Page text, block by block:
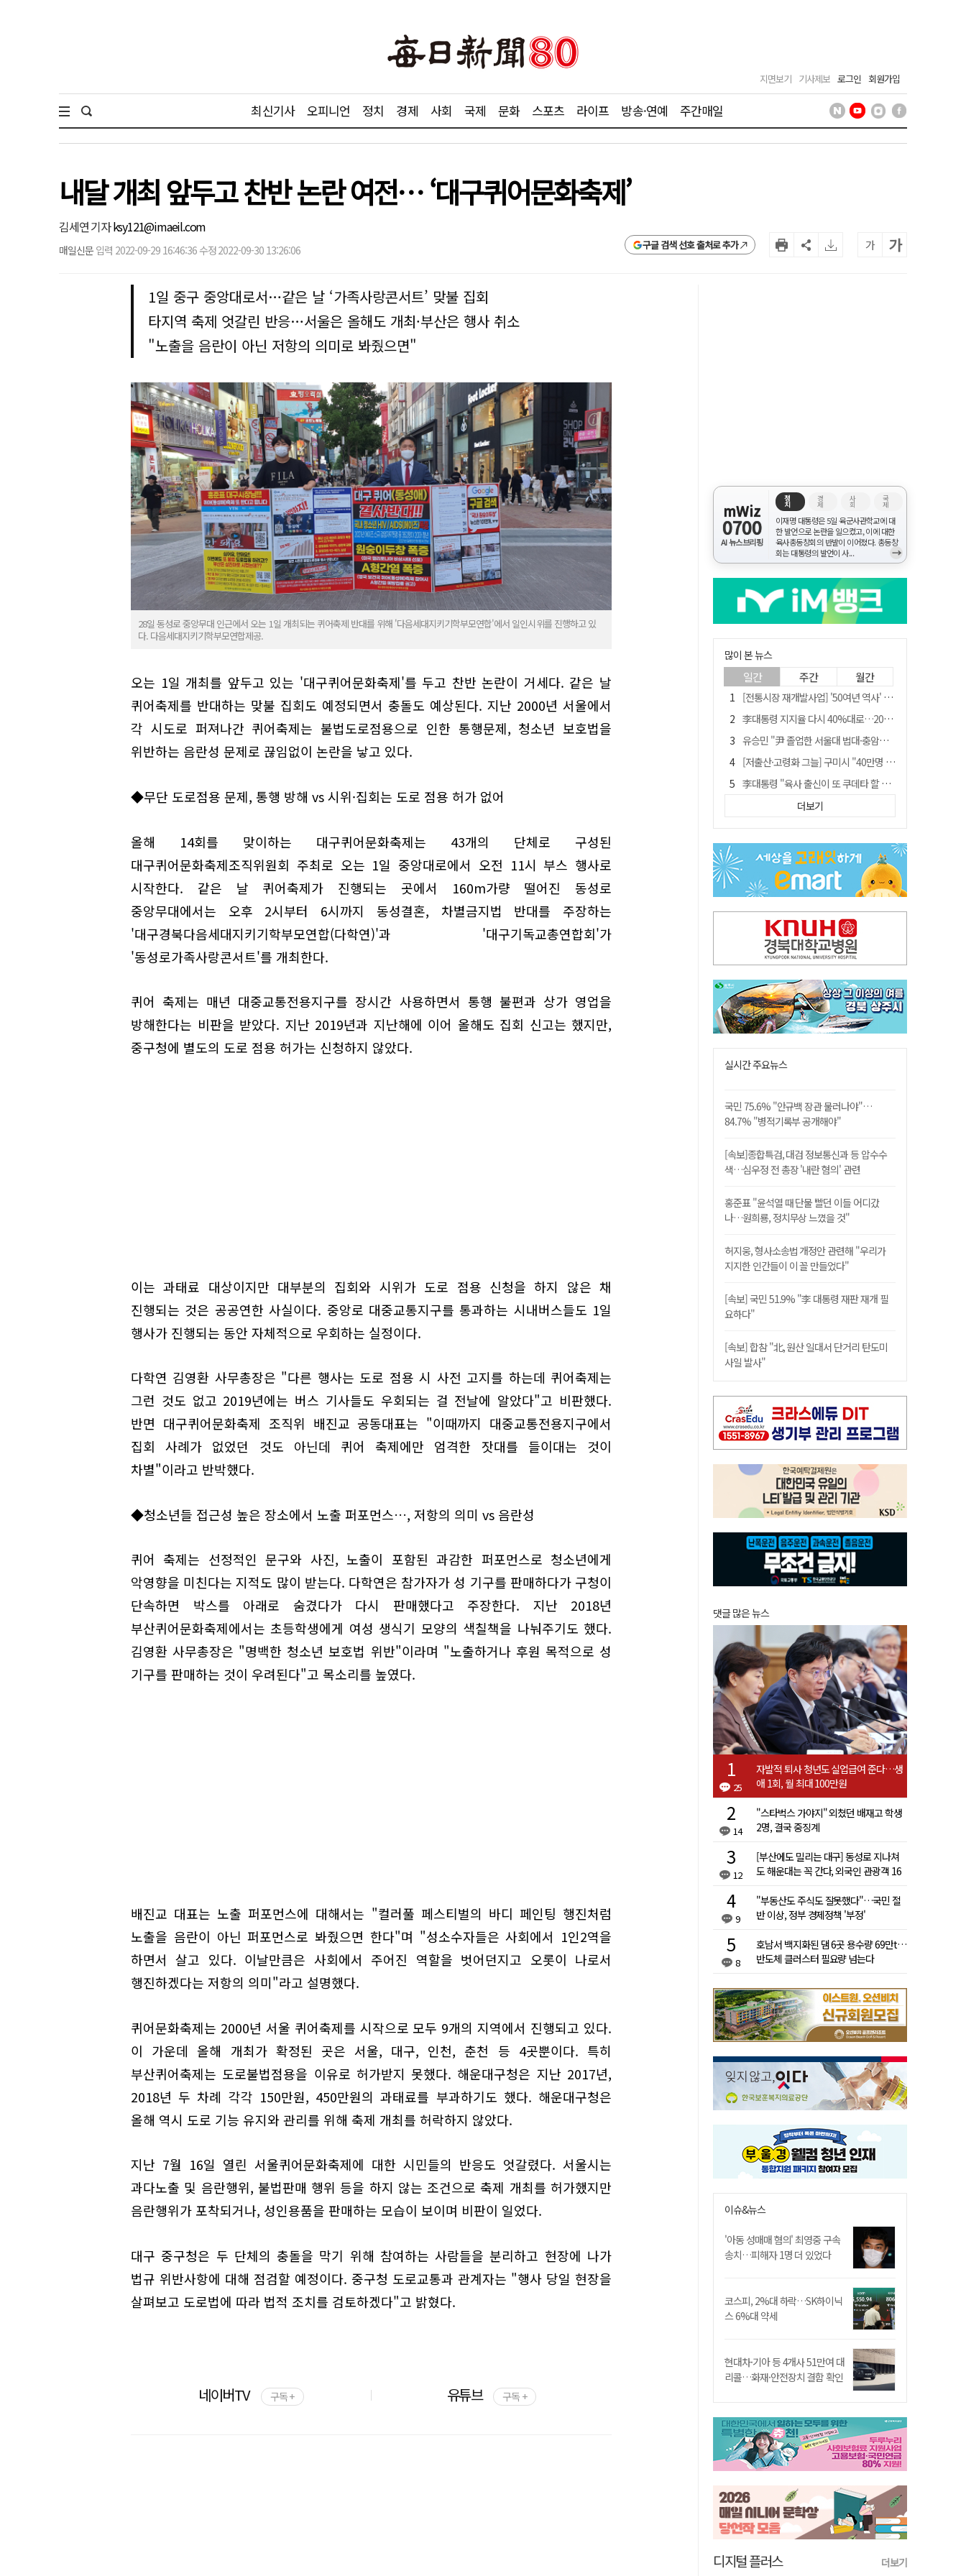
지면보기 기사제보 로그인 회원가입
최신기사 오피니언 정치 경제 사회 국제 문화 스포츠 라이프 방송·연예 주간매일
내달 개최 앞두고 찬반 논란 여전… ‘대구퀴어문화축제’
김세연 기자ksy121@imaeil.com
매일신문 입력 2022-09-29 16:46:36 수정 2022-09-30 13:26:06 구글 검색 선호 출처로 추가 가 가
1일 중구 중앙대로서…같은 날 ‘가족사랑콘서트’ 맞불 집회
타지역 축제 엇갈린 반응…서울은 올해도 개최·부산은 행사 취소
"노출을 음란이 아닌 저항의 의미로 봐줬으면"
28일 동성로 중앙무대 인근에서 오는 1일 개최되는 퀴어축제 반대를 위해 '다음세대지키기학부모연합'에서 일인시위를 진행하고 있
다. 다음세대지키기학부모연합제공.
오는 1일 개최를 앞두고 있는 '대구퀴어문화축제'를 두고 찬반 논란이 거세다. 같은 날
퀴어축제를 반대하는 맞불 집회도 예정되면서 충돌도 예상된다. 지난 2000년 서울에서
각 시도로 퍼져나간 퀴어축제는 불법도로점용으로 인한 통행문제, 청소년 보호법을
위반하는 음란성 문제로 끊임없이 논란을 낳고 있다.
◆무단 도로점용 문제, 통행 방해 vs 시위·집회는 도로 점용 허가 없어
올해 14회를 맞이하는 대구퀴어문화축제는 43개의 단체로 구성된
대구퀴어문화축제조직위원회 주최로 오는 1일 중앙대로에서 오전 11시 부스 행사로
시작한다. 같은 날 퀴어축제가 진행되는 곳에서 160m가량 떨어진 동성로
중앙무대에서는 오후 2시부터 6시까지 동성결혼, 차별금지법 반대를 주장하는
'대구경북다음세대지키기학부모연합(다학연)'과 '대구기독교총연합회'가
'동성로가족사랑콘서트'를 개최한다.
퀴어 축제는 매년 대중교통전용지구를 장시간 사용하면서 통행 불편과 상가 영업을
방해한다는 비판을 받았다. 지난 2019년과 지난해에 이어 올해도 집회 신고는 했지만,
중구청에 별도의 도로 점용 허가는 신청하지 않았다.
이는 과태료 대상이지만 대부분의 집회와 시위가 도로 점용 신청을 하지 않은 채
진행되는 것은 공공연한 사실이다. 중앙로 대중교통지구를 통과하는 시내버스들도 1일
행사가 진행되는 동안 자체적으로 우회하는 실정이다.
다학연 김영환 사무총장은 "다른 행사는 도로 점용 시 사전 고지를 하는데 퀴어축제는
그런 것도 없고 2019년에는 버스 기사들도 우회되는 걸 전날에 알았다"고 비판했다.
반면 대구퀴어문화축제 조직위 배진교 공동대표는 "이때까지 대중교통전용지구에서
집회 사례가 없었던 것도 아닌데 퀴어 축제에만 엄격한 잣대를 들이대는 것이
차별"이라고 반박했다.
◆청소년들 접근성 높은 장소에서 노출 퍼포먼스…, 저항의 의미 vs 음란성
퀴어 축제는 선정적인 문구와 사진, 노출이 포함된 과감한 퍼포먼스로 청소년에게
악영향을 미친다는 지적도 많이 받는다. 다학연은 참가자가 성 기구를 판매하다가 구청이
단속하면 박스를 아래로 숨겼다가 다시 판매했다고 주장한다. 지난 2018년
부산퀴어문화축제에서는 초등학생에게 여성 생식기 모양의 색칠책을 나눠주기도 했다.
김영환 사무총장은 "명백한 청소년 보호법 위반"이라며 "노출하거나 후원 목적으로 성
기구를 판매하는 것이 우려된다"고 목소리를 높였다.
배진교 대표는 노출 퍼포먼스에 대해서는 "컬러풀 페스티벌의 바디 페인팅 행진처럼
노출을 음란이 아닌 퍼포먼스로 봐줬으면 한다"며 "성소수자들은 사회에서 1인2역을
하면서 살고 있다. 이날만큼은 사회에서 주어진 역할을 벗어던지고 오롯이 나로서
행진하겠다는 저항의 의미"라고 설명했다.
퀴어문화축제는 2000년 서울 퀴어축제를 시작으로 모두 9개의 지역에서 진행되고 있다.
이 가운데 올해 개최가 확정된 곳은 서울, 대구, 인천, 춘천 등 4곳뿐이다. 특히
부산퀴어축제는 도로불법점용을 이유로 허가받지 못했다. 해운대구청은 지난 2017년,
2018년 두 차례 각각 150만원, 450만원의 과태료를 부과하기도 했다. 해운대구청은
올해 역시 도로 기능 유지와 관리를 위해 축제 개최를 허락하지 않았다.
지난 7월 16일 열린 서울퀴어문화축제에 대한 시민들의 반응도 엇갈렸다. 서울시는
과다노출 및 음란행위, 불법판매 행위 등을 하지 않는 조건으로 축제 개최를 허가했지만
음란행위가 포착되거나, 성인용품을 판매하는 모습이 보이며 비판이 일었다.
대구 중구청은 두 단체의 충돌을 막기 위해 참여하는 사람들을 분리하고 현장에 나가
법규 위반사항에 대해 점검할 예정이다. 중구청 도로교통과 관계자는 "행사 당일 현장을
살펴보고 도로법에 따라 법적 조치를 검토하겠다"고 밝혔다.
네이버TV 구독 + 유튜브 구독 +
mWiz
0700
AI 뉴스브리핑
정
치
경
제
사
회
국
제
이재명 대통령은 5일 육군사관학교에 대
한 발언으로 논란을 일으켰고, 이에 대한
육사총동창회의 반발이 이어졌다. 총동창
회는 대통령의 발언이 사...
→
많이 본 뉴스
일간 주간 월간
[전통시장 재개발사업] '50여년 역사' 수성시장 자리에 25층 주상복합 들어선다
李대통령 지지율 다시 40%대로…20대는 18.8%p 급락
유승민 "尹 졸업한 서울대 법대·충암고도 없애야"…李 육사 통합 직격
[저출산·고령화 그늘] 구미시 "40만명 사수" 고령군 "3만명대 회복"
李대통령 "육사 출신이 또 쿠데타 할 수도"…육사 총동창회 "정치적 보복"
포항에 6천억원 규모 AI 데이터센터 들어선다
[인사]경상북도
경찰, 홍명보 선임 의혹 수사…대한축구협회 전격 압수수색
국민 51.9% "李 대통령 재판 재개 필요하다"
더보기
실시간 주요뉴스
국민 75.6% "안규백 장관 물러나야"…
84.7% "병적기록부 공개해야"
[속보]종합특검, 대검 정보통신과 등 압수수
색…심우정 전 총장 '내란 혐의' 관련
홍준표 "윤석열 때 단물 빨던 이들 어디갔
나…원희룡, 정치무상 느꼈을 것"
허지웅, 형사소송법 개정안 관련해 "우리가
지지한 인간들이 이 꼴 만들었다"
[속보] 국민 51.9% "李 대통령 재판 재개 필
요하다"
[속보] 합참 "北, 원산 일대서 단거리 탄도미
사일 발사"
댓글 많은 뉴스
25
자발적 퇴사 청년도 실업급여 준다…생
애 1회, 월 최대 100만원
14
"스타벅스 가야지" 외쳤던 배재고 학생
2명, 결국 중징계
12
[부산에도 밀리는 대구] 동성로 지나쳐
도 해운대는 꼭 간다, 외국인 관광객 16
9
"부동산도 주식도 잘못했다"…국민 절
반 이상, 정부 경제정책 '부정'
8
호남서 백지화된 댐 6곳 용수량 69만t…
반도체 클러스터 필요량 넘는다
이슈&뉴스
'아동 성매매 혐의' 최영중 구속
송치…피해자 1명 더 있었다
코스피, 2%대 하락…SK하이닉
스 6%대 약세
현대차·기아 등 4개사 51만여 대
리콜…화재·안전장치 결함 확인
디지털 플러스 더보기